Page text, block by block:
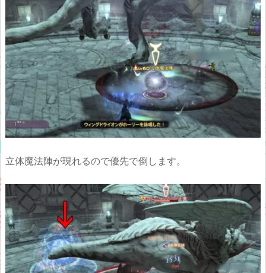
立体魔法陣が現れるので優先で倒します。